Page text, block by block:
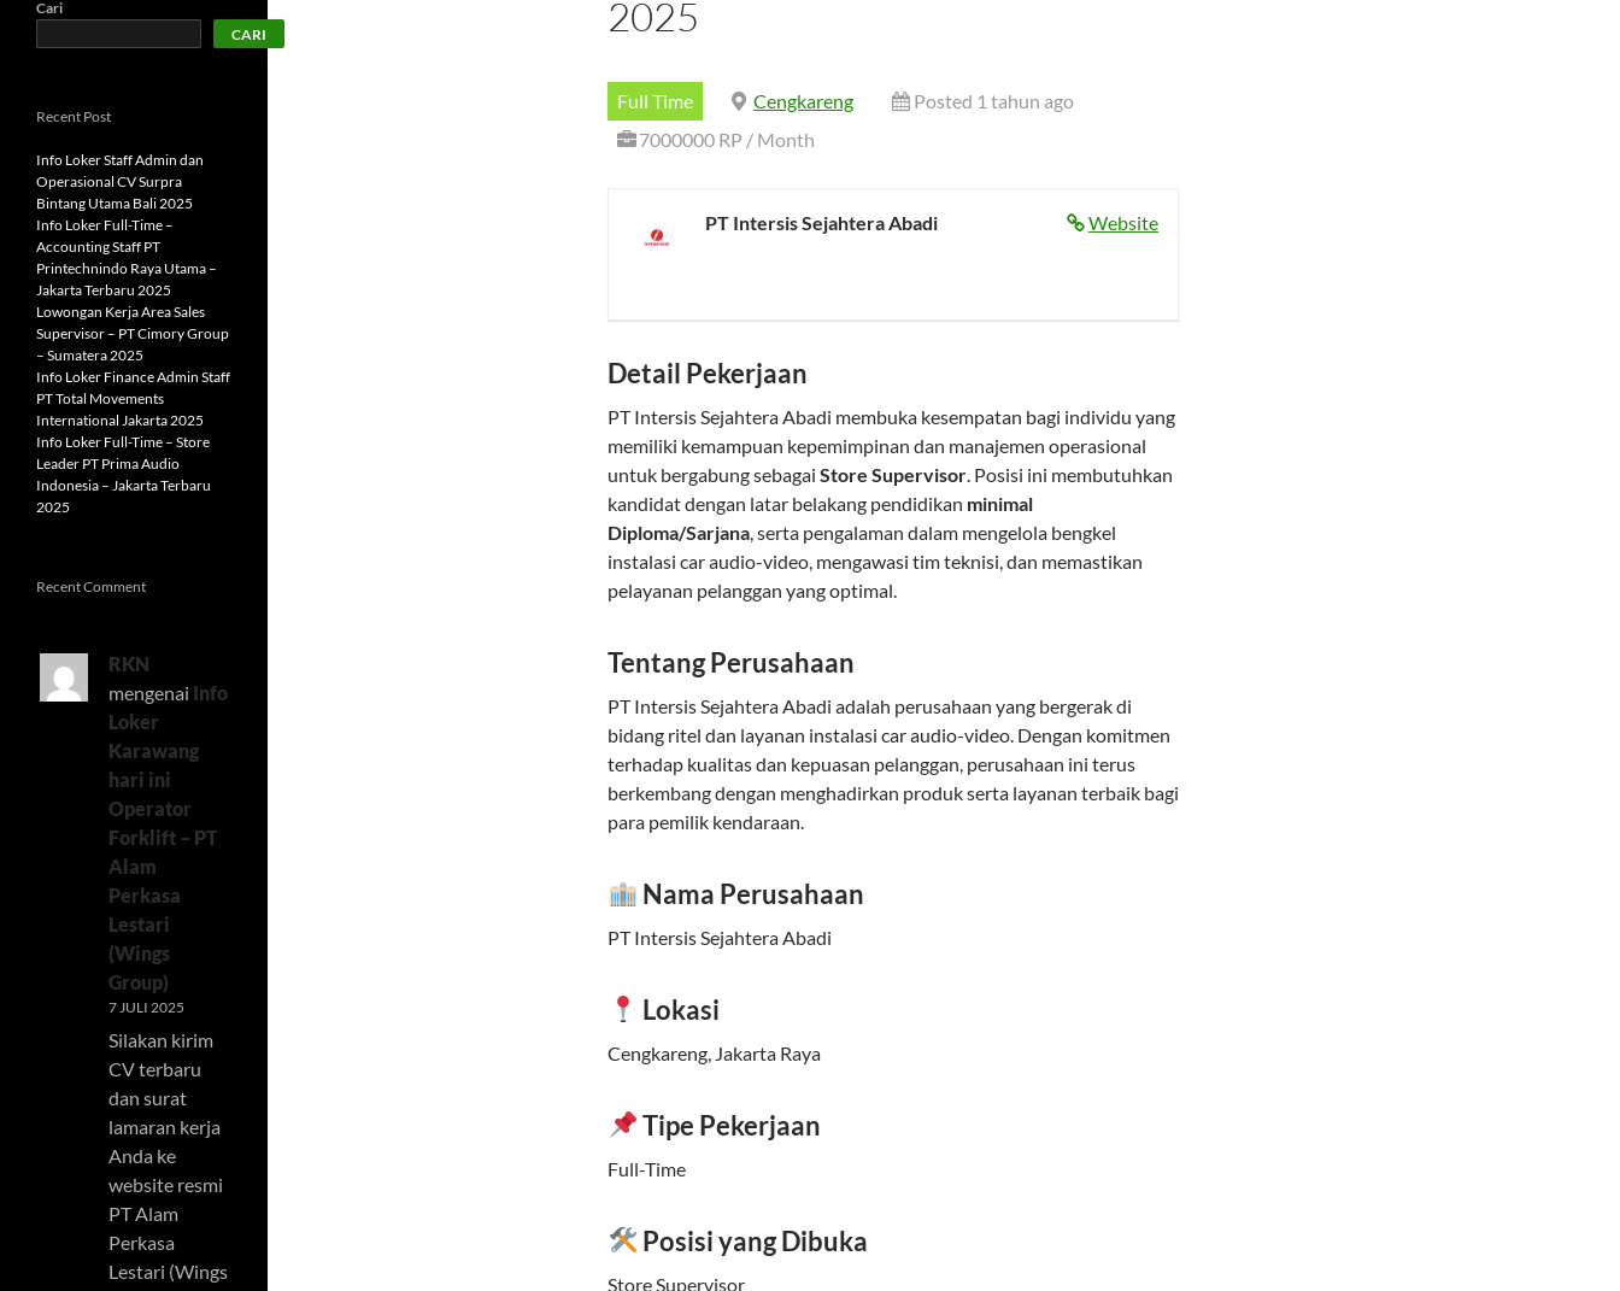
2025
Full Time Cengkareng
Posted 1 tahun ago
7000000 RP / Month
Website
PT Intersis Sejahtera Abadi
Detail Pekerjaan
PT Intersis Sejahtera Abadi membuka kesempatan bagi individu yang
memiliki kemampuan kepemimpinan dan manajemen operasional
untuk bergabung sebagai Store Supervisor. Posisi ini membutuhkan
kandidat dengan latar belakang pendidikan minimal
Diploma/Sarjana, serta pengalaman dalam mengelola bengkel
instalasi car audio-video, mengawasi tim teknisi, dan memastikan
pelayanan pelanggan yang optimal.
Tentang Perusahaan
PT Intersis Sejahtera Abadi adalah perusahaan yang bergerak di
bidang ritel dan layanan instalasi car audio-video. Dengan komitmen
terhadap kualitas dan kepuasan pelanggan, perusahaan ini terus
berkembang dengan menghadirkan produk serta layanan terbaik bagi
para pemilik kendaraan.
Nama Perusahaan
PT Intersis Sejahtera Abadi
Lokasi
Cengkareng, Jakarta Raya
Tipe Pekerjaan
Full-Time
Posisi yang Dibuka
Store Supervisor
Cari
CARI
Recent Post
Info Loker Staff Admin dan
Operasional CV Surpra
Bintang Utama Bali 2025
Info Loker Full-Time –
Accounting Staff PT
Printechnindo Raya Utama –
Jakarta Terbaru 2025
Lowongan Kerja Area Sales
Supervisor – PT Cimory Group
– Sumatera 2025
Info Loker Finance Admin Staff
PT Total Movements
International Jakarta 2025
Info Loker Full-Time – Store
Leader PT Prima Audio
Indonesia – Jakarta Terbaru
2025
Recent Comment
RKN
mengenai Info
Loker
Karawang
hari ini
Operator
Forklift – PT
Alam
Perkasa
Lestari
(Wings
Group)
7 JULI 2025
Silakan kirim
CV terbaru
dan surat
lamaran kerja
Anda ke
website resmi
PT Alam
Perkasa
Lestari (Wings